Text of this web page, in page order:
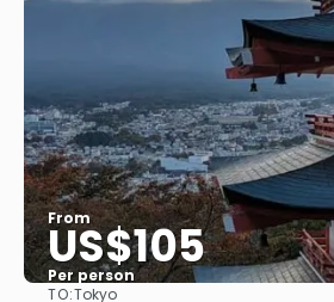
From
US$105
Per person
TO:Tokyo